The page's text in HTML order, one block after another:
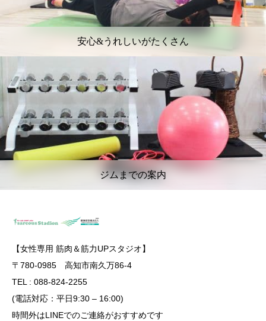
安心&うれしいがたくさん
ジムまでの案内
【女性専用 筋肉＆筋力UPスタジオ】
〒780-0985 高知市南久万86-4
TEL : 088-824-2255
(電話対応：平日9:30 – 16:00)
時間外はLINEでのご連絡がおすすめです